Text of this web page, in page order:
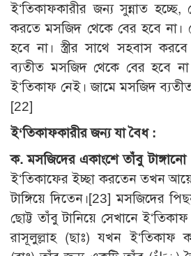
ই‘তিকাফকারীর জন্য সুন্নাত
করতে মসজিদ থেকে বের হবে না।
হবে না। স্ত্রীর সাথে সহবাস
ব্যতীত মসজিদ থেকে বের হবে
ই‘তিকাফ নেই। জামে মসজিদ
[22]
ই‘তিকাফকারীর জন্য যা বৈধ :
ক. মসজিদের একাংশে তাঁবু টাঙ্গানো
ই‘তিকাফের ইচ্ছা করতেন তখন
টাঙ্গিয়ে দিতেন।[23] মসজিদের
ছোট্ট তাঁবু টানিয়ে সেখানে
রাসূলুল্লাহ (ছাঃ) যখন